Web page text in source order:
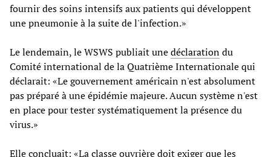
fournir des soins intensifs aux patients qui développent
une pneumonie à la suite de l'infection.»
Le lendemain, le WSWS publiait unedéclarationdu
Comité international de la Quatrième Internationale qui
déclarait: «Le gouvernement américain n'est absolument
pas préparé à une épidémie majeure. Aucun système n'est
en place pour tester systématiquement la présence du
virus.»
Elle concluait: «La classe ouvrière doit exiger que les